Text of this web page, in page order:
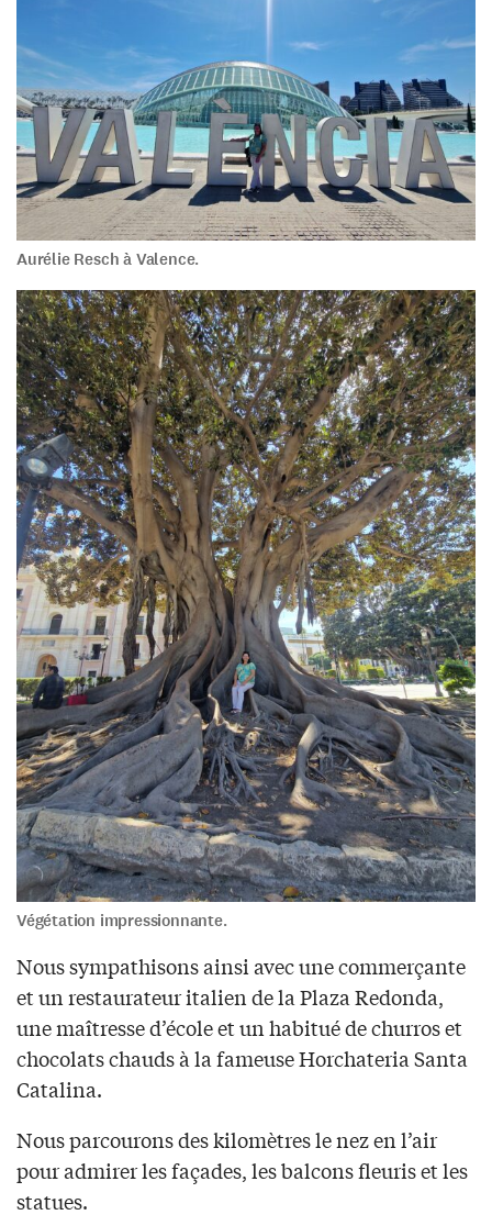
Aurélie Resch à Valence.
Végétation impressionnante.
Nous sympathisons ainsi avec une commerçante
et un restaurateur italien de la Plaza Redonda,
une maîtresse d’école et un habitué de churros et
chocolats chauds à la fameuse Horchateria Santa
Catalina.
Nous parcourons des kilomètres le nez en l’air
pour admirer les façades, les balcons fleuris et les
statues.